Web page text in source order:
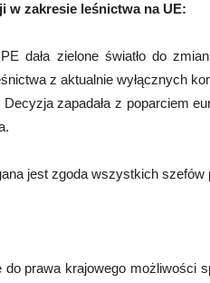
zakresie leśnictwa na UE:
dała zielone światło do
z aktualnie wyłącznych
zapadała z poparciem
jest zgoda wszystkich szefów
prawa krajowego możliwości